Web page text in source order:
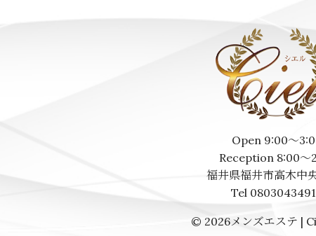
Open 9:00～
Reception 8:00～
福井県福井市高木中
Tel
© 2026メンズエステ |